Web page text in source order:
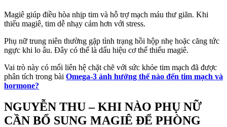
Magiê giúp điều hòa nhịp tim và hỗ trợ mạch máu thư giãn. Khi
thiếu magiê, tim dễ nhạy cảm hơn với stress.
Phụ nữ trung niên thường gặp tình trạng hồi hộp nhẹ hoặc căng tức
ngực khi lo âu. Đây có thể là dấu hiệu cơ thể thiếu magiê.
Vai trò này có mối liên hệ chặt chẽ với sức khỏe tim mạch đã được
phân tích trong bài Omega-3 ảnh hưởng thế nào đến tim mạch và
hormone?
NGUYỄN THU – KHI NÀO PHỤ NỮ
CẦN BỔ SUNG MAGIÊ ĐỂ PHÒNG